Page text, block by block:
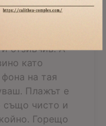
всичко
почивка.
отзивчив. А
като
на тая
Плажът е
също чисто и
Горещо